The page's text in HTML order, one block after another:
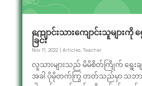
ကျောင်းသားကျောင်းသူများကို
ခြင်း
Nov 11, 2022| Articles, Teacher
လူသားများသည် မိမိစိတ်ကြိုက် ‌ရွေး
အခါ ပိုမိုတက်ကြွ တတ်သည်မှာ သဘာဝ